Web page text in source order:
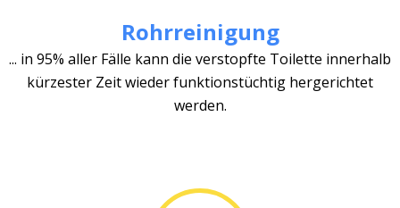
Rohrreinigung
... in 95% aller Fälle kann die verstopfte Toilette innerhalb
kürzester Zeit wieder funktionstüchtig hergerichtet
werden.